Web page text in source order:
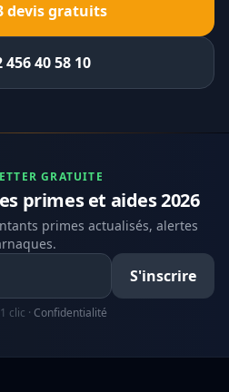
devis gratuits
456 40 58 10
GRATUITE
primes et aides 2026
primes actualisés, alertes
S'inscrire
clic · Confidentialité